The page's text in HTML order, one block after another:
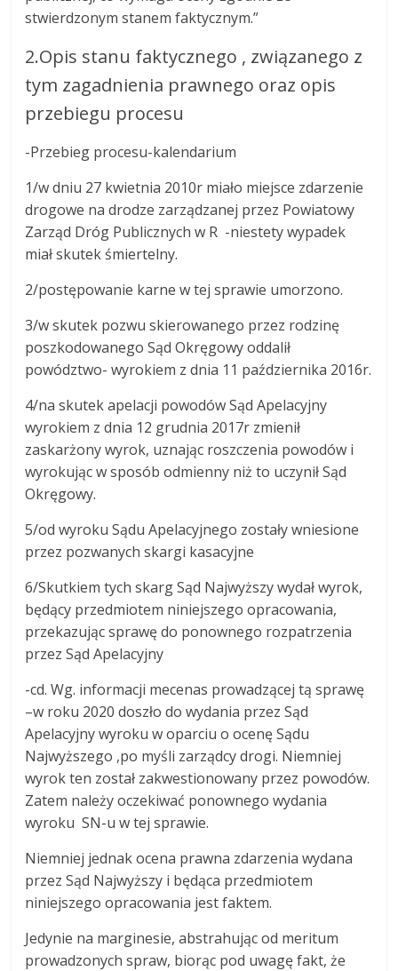
stwierdzonym stanem faktycznym.”
2.Opis stanu faktycznego , związanego z
tym zagadnienia prawnego oraz opis
przebiegu procesu
-Przebieg procesu-kalendarium
1/w dniu 27 kwietnia 2010r miało miejsce zdarzenie
drogowe na drodze zarządzanej przez Powiatowy
Zarząd Dróg Publicznych w R -niestety wypadek
miał skutek śmiertelny.
2/postępowanie karne w tej sprawie umorzono.
3/w skutek pozwu skierowanego przez rodzinę
poszkodowanego Sąd Okręgowy oddalił
powództwo- wyrokiem z dnia 11 października 2016r.
4/na skutek apelacji powodów Sąd Apelacyjny
wyrokiem z dnia 12 grudnia 2017r zmienił
zaskarżony wyrok, uznając roszczenia powodów i
wyrokując w sposób odmienny niż to uczynił Sąd
Okręgowy.
5/od wyroku Sądu Apelacyjnego zostały wniesione
przez pozwanych skargi kasacyjne
6/Skutkiem tych skarg Sąd Najwyższy wydał wyrok,
będący przedmiotem niniejszego opracowania,
przekazując sprawę do ponownego rozpatrzenia
przez Sąd Apelacyjny
-cd. Wg. informacji mecenas prowadzącej tą sprawę
–w roku 2020 doszło do wydania przez Sąd
Apelacyjny wyroku w oparciu o ocenę Sądu
Najwyższego ,po myśli zarządcy drogi. Niemniej
wyrok ten został zakwestionowany przez powodów.
Zatem należy oczekiwać ponownego wydania
wyroku SN-u w tej sprawie.
Niemniej jednak ocena prawna zdarzenia wydana
przez Sąd Najwyższy i będąca przedmiotem
niniejszego opracowania jest faktem.
Jedynie na marginesie, abstrahując od meritum
prowadzonych spraw, biorąc pod uwagę fakt, że